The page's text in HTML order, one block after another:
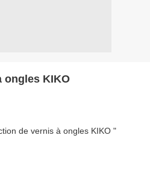
ongles KIKO